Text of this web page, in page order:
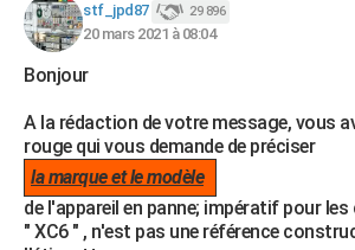
stf_jpd87 29 896
20 mars 2021 à 08:04
Bonjour
A la rédaction de votre message, vous
rouge qui vous demande de préciser
la marque et le modèle
de l'appareil en panne; impératif pour
" XC6 " , n'est pas une référence